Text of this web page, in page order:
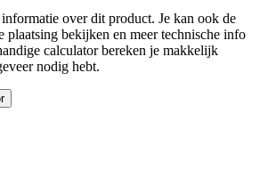
over dit product. Je kan ook de
plaatsing bekijken en meer technische info
calculator bereken je makkelijk
nodig hebt.